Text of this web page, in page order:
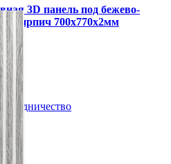
3D панель под бежево-
кирпич 700x770x2мм